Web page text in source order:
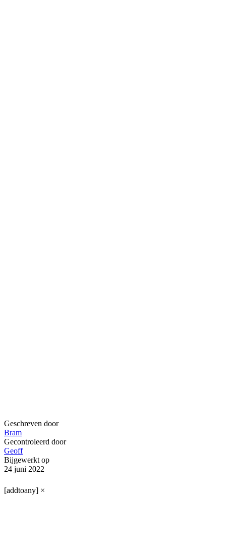
Geschreven door
Bram
Gecontroleerd door
Geoff
Bijgewerkt op
24 juni 2022
[addtoany] ×